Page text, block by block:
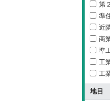
第
準
近
商
準
工
工
地目